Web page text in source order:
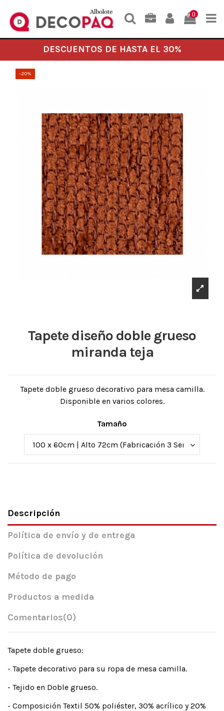
0
DESCUENTOS DE HASTA EL 30%
-20%
Tapete diseño doble grueso
miranda teja
Tapete doble grueso decorativo para mesa camilla.
Disponible en varios colores.
Tamaño
Descripción
Política de envío y de entrega
Política de devolución
Método de pago
Productos a medida
Comentarios(0)
Tapete doble grueso:
- Tapete decorativo para su ropa de mesa camilla.
- Tejido en Doble grueso.
- Composición Textil 50% poliéster, 30% acrílico y 20%